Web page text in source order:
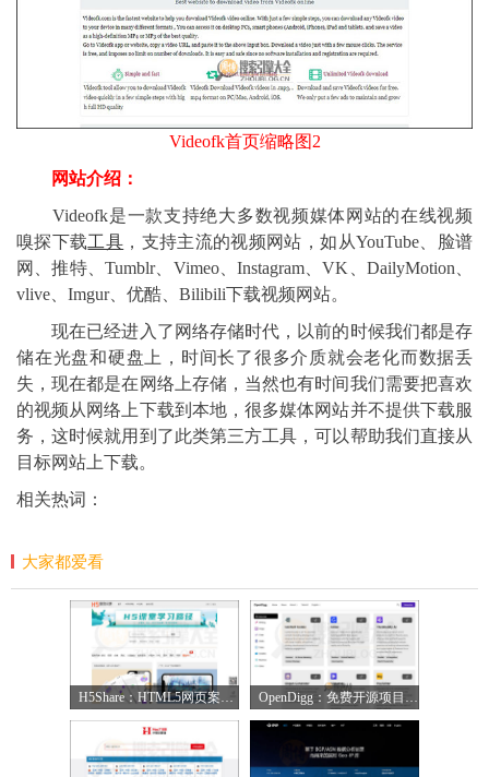
Videofk首页缩略图2
网站介绍：
Videofk是一款支持绝大多数视频媒体网站的在线视频
嗅探下载工具 ，支持主流的视频网站，如从YouTube、脸谱
网、推特、Tumblr、Vimeo、Instagram、VK、DailyMotion、
vlive、Imgur、优酷、Bilibili下载视频网站。
现在已经进入了网络存储时代，以前的时候我们都是存
储在光盘和硬盘上，时间长了很多介质就会老化而数据丢
失，现在都是在网络上存储，当然也有时间我们需要把喜欢
的视频从网络上下载到本地，很多媒体网站并不提供下载服
务，这时候就用到了此类第三方工具，可以帮助我们直接从
目标网站上下载。
相关热词：
大家都爱看
H5Share：HTML5网页案例分享网【中国】 OpenDigg：免费开源项目收集库【中国】